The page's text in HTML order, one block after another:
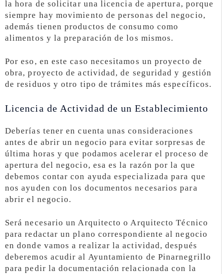
la hora de solicitar una licencia de apertura, porque
siempre hay movimiento de personas del negocio,
además tienen productos de consumo como
alimentos y la preparación de los mismos.
Por eso, en este caso necesitamos un proyecto de
obra, proyecto de actividad, de seguridad y gestión
de residuos y otro tipo de trámites más específicos.
Licencia de Actividad de un Establecimiento
Deberías tener en cuenta unas consideraciones
antes de abrir un negocio para evitar sorpresas de
última horas y que podamos acelerar el proceso de
apertura del negocio, esa es la razón por la que
debemos contar con ayuda especializada para que
nos ayuden con los documentos necesarios para
abrir el negocio.
Será necesario un Arquitecto o Arquitecto Técnico
para redactar un plano correspondiente al negocio
en donde vamos a realizar la actividad, después
deberemos acudir al Ayuntamiento de Pinarnegrillo
para pedir la documentación relacionada con la